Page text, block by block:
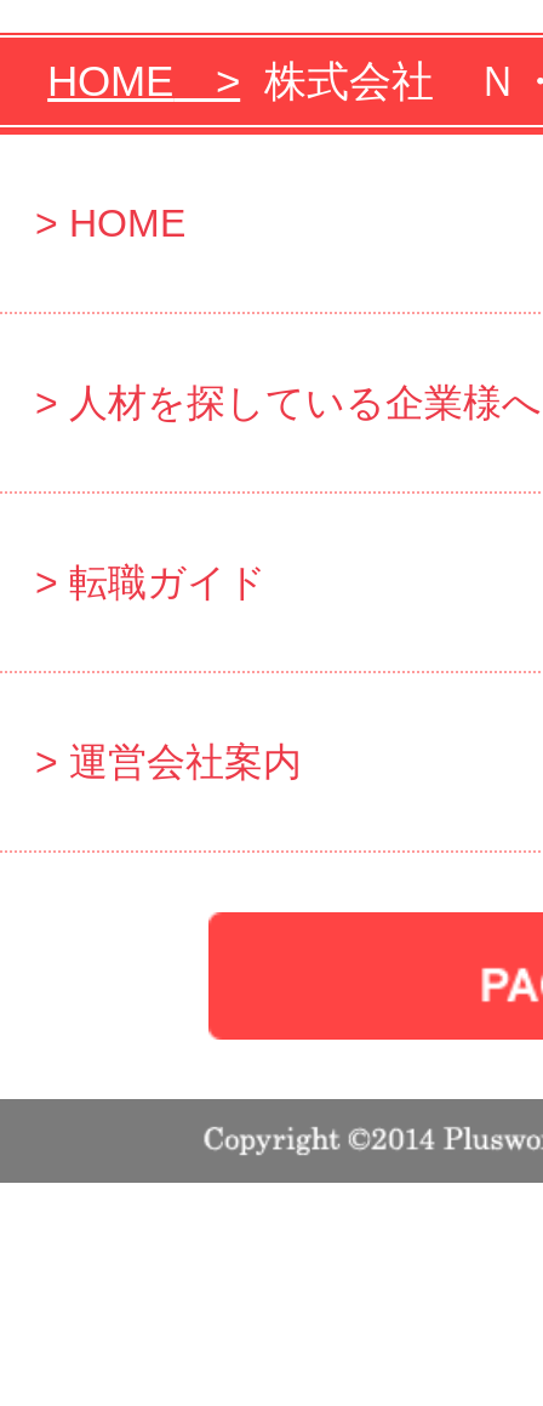
HOME 株式会社 Ｎ
HOME
人材を探している企業様へ
転職ガイド
運営会社案内